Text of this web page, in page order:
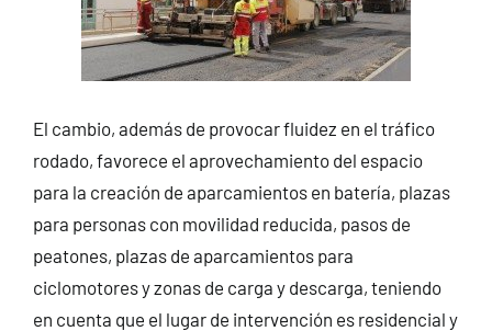
El cambio, además de provocar fluidez en el tráfico
rodado, favorece el aprovechamiento del espacio
para la creación de aparcamientos en batería, plazas
para personas con movilidad reducida, pasos de
peatones, plazas de aparcamientos para
ciclomotores y zonas de carga y descarga, teniendo
en cuenta que el lugar de intervención es residencial y